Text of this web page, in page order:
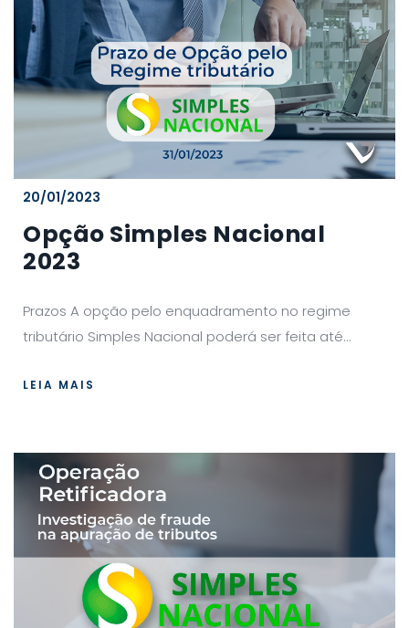
20/01/2023
Opção Simples Nacional
2023
Prazos A opção pelo enquadramento no regime
tributário Simples Nacional poderá ser feita até...
LEIA MAIS